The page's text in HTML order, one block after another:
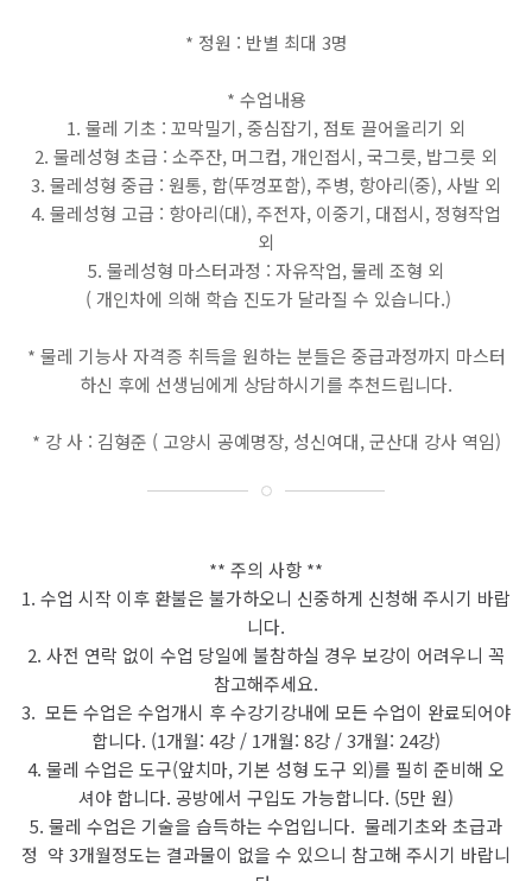
* 정원 : 반별 최대 3명
* 수업내용
1. 물레 기초 : 꼬막밀기, 중심잡기, 점토 끌어올리기 외
2. 물레성형 초급 : 소주잔, 머그컵, 개인접시, 국그릇, 밥그릇 외
3. 물레성형 중급 : 원통, 합(뚜껑포함), 주병, 항아리(중), 사발 외
4. 물레성형 고급 : 항아리(대), 주전자, 이중기, 대접시, 정형작업
외
5. 물레성형 마스터과정 : 자유작업, 물레 조형 외
( 개인차에 의해 학습 진도가 달라질 수 있습니다.)
* 물레 기능사 자격증 취득을 원하는 분들은 중급과정까지 마스터
하신 후에 선생님에게 상담하시기를 추천드립니다.
* 강 사 : 김형준 ( 고양시 공예명장, 성신여대, 군산대 강사 역임)
** 주의 사항 **
1. 수업 시작 이후 환불은 불가하오니 신중하게 신청해 주시기 바랍
니다.
2. 사전 연락 없이 수업 당일에 불참하실 경우 보강이 어려우니 꼭
참고해주세요.
3. 모든 수업은 수업개시 후 수강기강내에 모든 수업이 완료되어야
합니다. (1개월: 4강 / 1개월: 8강 / 3개월: 24강)
4. 물레 수업은 도구(앞치마, 기본 성형 도구 외)를 필히 준비해 오
셔야 합니다. 공방에서 구입도 가능합니다. (5만 원)
5. 물레 수업은 기술을 습득하는 수업입니다. 물레기초와 초급과
정 약 3개월정도는 결과물이 없을 수 있으니 참고해 주시기 바랍니